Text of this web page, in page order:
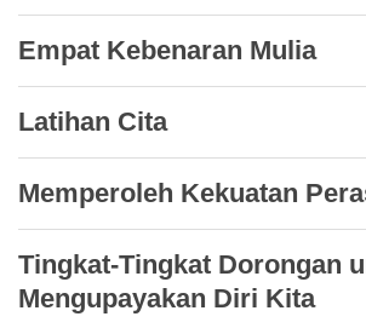
Empat Kebenaran Mulia
Latihan Cita
Memperoleh Kekuatan
Tingkat-Tingkat Dorongan
Mengupayakan Diri Kita